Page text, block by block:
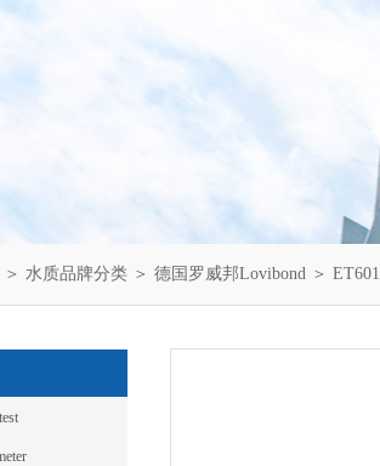
＞ 水质品牌分类 ＞ 德国罗威邦Lovibond ＞